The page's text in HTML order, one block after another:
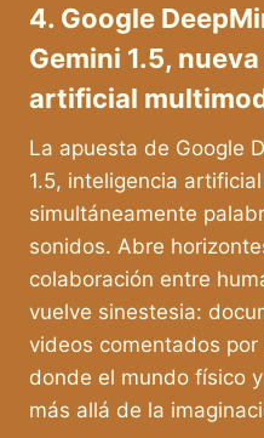
4. Google
Gemini 1.5,
artificial
La apuesta de Google
1.5, inteligencia
simultáneamente
sonidos. Abre
colaboración entre
vuelve sinestesia:
videos comentados
donde el mundo físico
más allá de la